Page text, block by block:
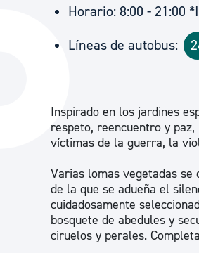
La ciudad ahora
Descubre la ciudad
Horario: 8:00 - 21:00
Líneas de autobus:
Inspirado en los jardines
respeto, reencuentro y
víctimas de la guerra, la
Varias lomas vegetadas
de la que se adueña el
cuidadosamente
bosquete de abedules y
ciruelos y perales.